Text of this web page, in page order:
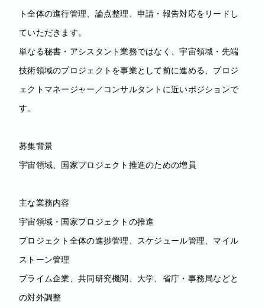
ト全体の進行管理、論点整理、申請・報告対応をリードし
ていただきます。
単なる秘書・アシスタント業務ではなく、宇宙領域・先端
技術領域のプロジェクトを事業として前に進める、プロジ
ェクトマネージャー／コンサルタントに近いポジションで
す。
募集背景
宇宙領域、国家プロジェクト推進のための増員
主な業務内容
宇宙領域・国家プロジェクトの推進
プロジェクト全体の進捗管理、スケジュール管理、マイル
ストーン管理
プライム企業、共同研究機関、大学、省庁・事務局などと
の対外調整